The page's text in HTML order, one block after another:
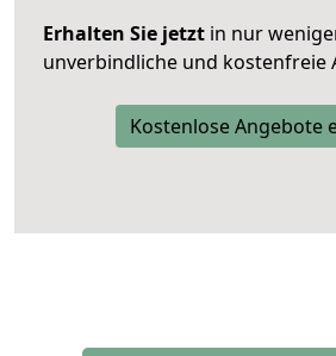
Erhalten Sie jetzt in nur
unverbindliche und kostenfreie
Kostenlose Angebote